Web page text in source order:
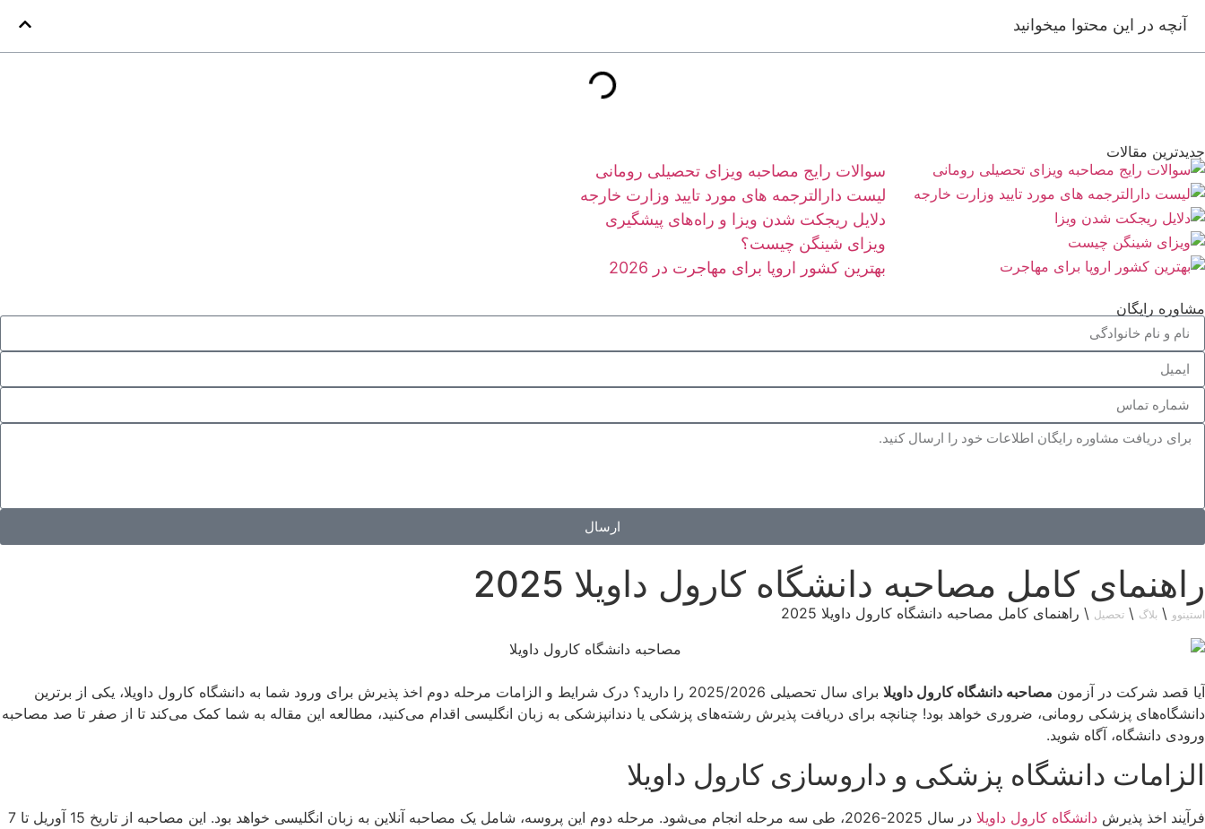
آنچه در این محتوا میخوانید
جدیدترین مقالات
سوالات رایج مصاحبه ویزای تحصیلی رومانی
لیست دارالترجمه های مورد تایید وزارت خارجه
دلایل ریجکت شدن ویزا و راه‌های پیشگیری
ویزای شینگن چیست؟
بهترین کشور اروپا برای مهاجرت در 2026
مشاوره رایگان
ارسال
راهنمای کامل مصاحبه دانشگاه کارول داویلا 2025
استینوو \ بلاگ \ تحصیل \ راهنمای کامل مصاحبه دانشگاه کارول داویلا 2025
آیا قصد شرکت در آزمون مصاحبه دانشگاه کارول داویلا
برای سال تحصیلی 2025/2026 را دارید؟ درک شرایط و الزامات مرحله دوم اخذ پذیرش برای ورود شما به دانشگاه کارول داویلا، یکی از برترین
دانشگاه‌های پزشکی رومانی، ضروری خواهد بود! چنانچه برای دریافت پذیرش رشته‌های پزشکی یا دندانپزشکی به زبان انگلیسی اقدام می‌کنید، مطالعه این مقاله به شما کمک می‌کند تا از صفر تا صد مصاحبه
ورودی دانشگاه، آگاه شوید.
الزامات دانشگاه پزشکی و داروسازی کارول داویلا
فرآیند اخذ پذیرش دانشگاه کارول داویلا
در سال 2025-2026، طی سه مرحله انجام می‌شود. مرحله دوم این پروسه، شامل یک مصاحبه آنلاین به زبان انگلیسی خواهد بود. این مصاحبه از تاریخ 15 آوریل تا 7